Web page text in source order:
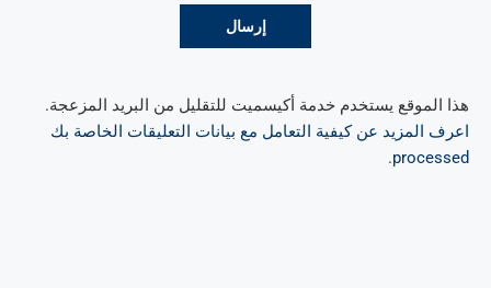
هذا الموقع يستخدم خدمة أكيسميت للتقليل من البريد المزعجة.
اعرف المزيد عن كيفية التعامل مع بيانات التعليقات الخاصة بك
processed
.